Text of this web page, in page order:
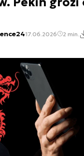
17.06.2026 2 min.